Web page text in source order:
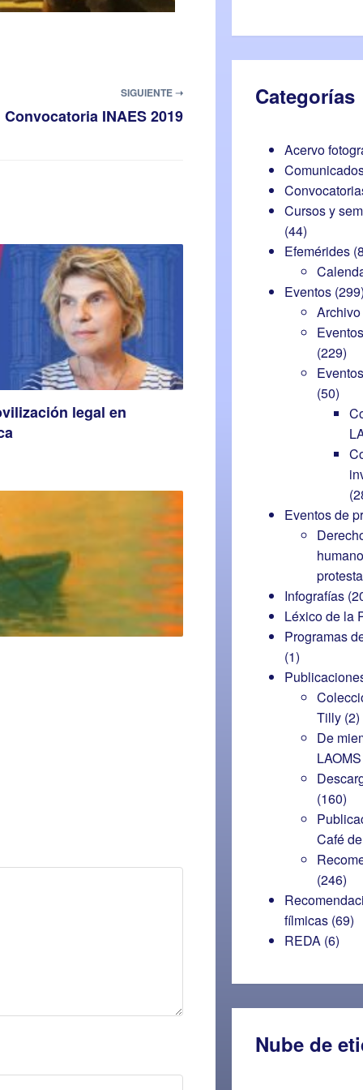
SIGUIENTE ➝
Convocatoria INAES 2019
legal en
Categorías
Acervo
Cursos y
(44)
Efemérides
Eventos
Archivo
(229)
(50)
Eventos de
Infografías
Léxico de la
Programas
(1)
Tilly (2)
De
LAOMS
(160)
Café
(246)
fílmicas (69)
REDA (6)
Nube de